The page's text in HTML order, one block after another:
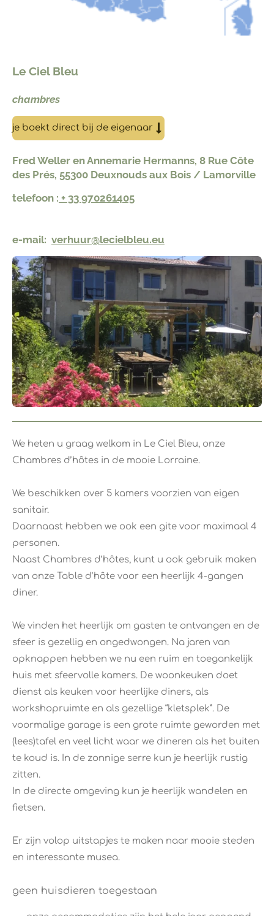
Le Ciel Bleu
chambres
je boekt direct bij de eigenaar
Fred Weller en Annemarie Hermanns, 8 Rue Côte
des Prés, 55300 Deuxnouds aux Bois / Lamorville
telefoon : + 33 970261405​
e-mail: verhuur@lecielbleu.eu
We heten u graag welkom in Le Ciel Bleu, onze
Chambres d’hôtes in de mooie Lorraine.
​We beschikken over 5 kamers voorzien van eigen
sanitair.
Daarnaast hebben we ook een gite voor maximaal 4
personen.
Naast Chambres d’hôtes, kunt u ook gebruik maken
van onze Table d’hôte voor een heerlijk 4-gangen
diner.
We vinden het heerlijk om gasten te ontvangen en de
sfeer is gezellig en ongedwongen. Na jaren van
opknappen hebben we nu een ruim en toegankelijk
huis met sfeervolle kamers. De woonkeuken doet
dienst als keuken voor heerlijke diners, als
workshopruimte en als gezellige “kletsplek”. De
voormalige garage is een grote ruimte geworden met
(lees)tafel en veel licht waar we dineren als het buiten
te koud is. In de zonnige serre kun je heerlijk rustig
zitten.
In de directe omgeving kun je heerlijk wandelen en
fietsen.
​Er zijn volop uitstapjes te maken naar mooie steden
en interessante musea.
geen huisdieren toegestaan